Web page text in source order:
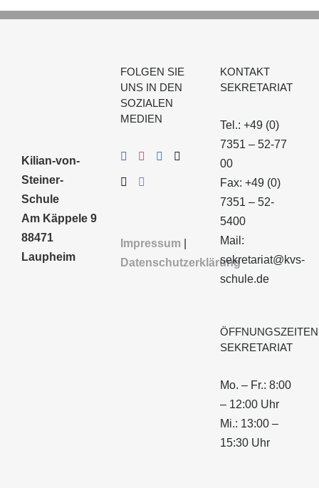
Kilian-von-
Steiner-
Schule
Am Käppele 9
88471
Laupheim
FOLGEN SIE
UNS IN DEN
SOZIALEN
MEDIEN
Impressum
Datenschutzerklärung
KONTAKT
SEKRETARIAT
Tel.: +49 (0)
7351 – 52-77
00
Fax: +49 (0)
7351 – 52-
5400
Mail:
sekretariat@kvs-
schule.de
ÖFFNUNGSZEITEN
SEKRETARIAT
Mo. – Fr.: 8:00
– 12:00 Uhr
Mi.: 13:00 –
15:30 Uhr